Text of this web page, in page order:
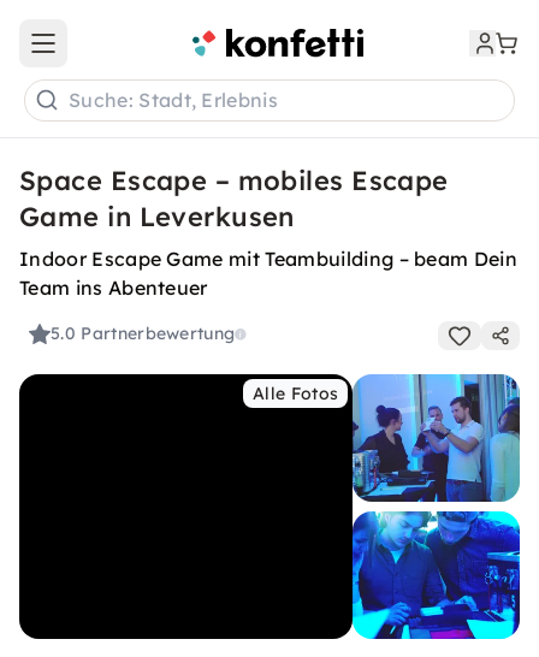
Open main menu
Suche: Stadt, Erlebnis
Space Escape – mobiles Escape
Game in Leverkusen
Indoor Escape Game mit Teambuilding – beam Dein
Team ins Abenteuer
5.0 Partnerbewertung
Alle Fotos